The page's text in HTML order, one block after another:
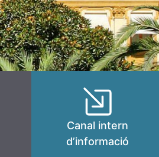
Canal intern
d’informació